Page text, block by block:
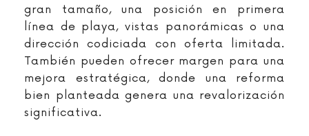
gran tamaño, una posición en primera
línea de playa, vistas panorámicas o una
dirección codiciada con oferta limitada.
También pueden ofrecer margen para una
mejora estratégica, donde una reforma
bien planteada genera una revalorización
significativa.